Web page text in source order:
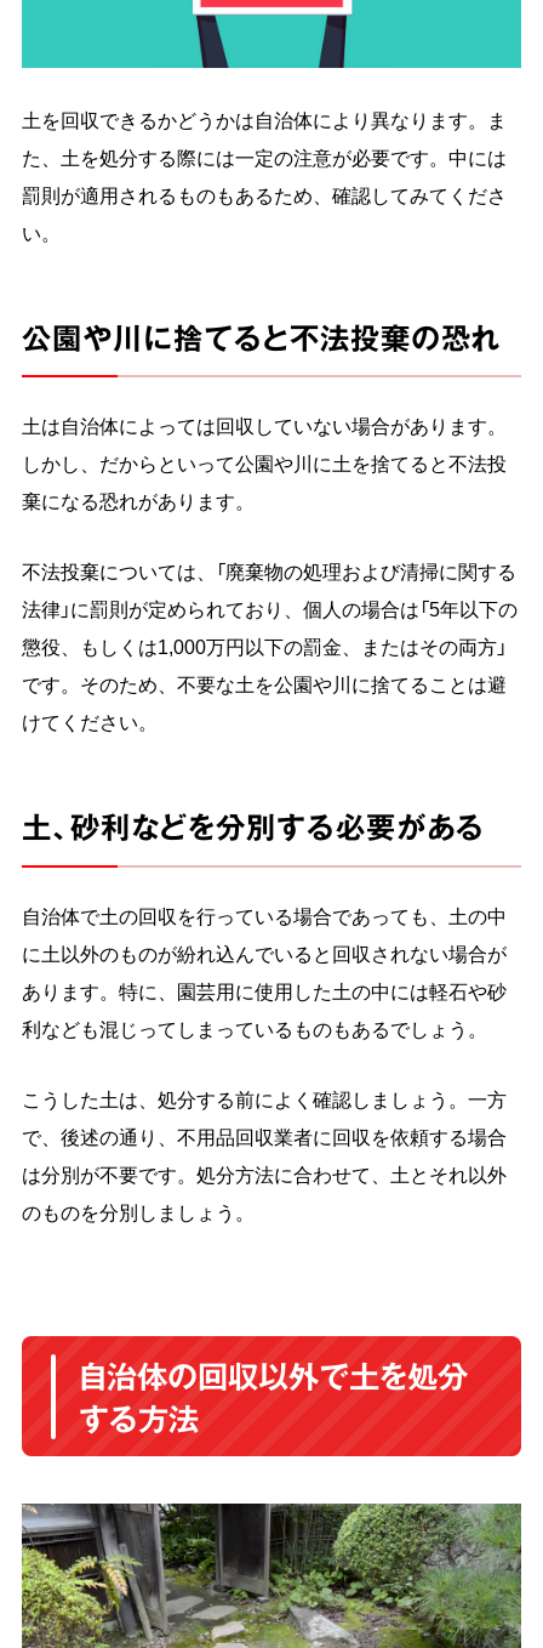
土を回収できるかどうかは自治体により異なります。ま
た、土を処分する際には一定の注意が必要です。中には
罰則が適用されるものもあるため、確認してみてくださ
い。
公園や川に捨てると不法投棄の恐れ
土は自治体によっては回収していない場合があります。
しかし、だからといって公園や川に土を捨てると不法投
棄になる恐れがあります。
不法投棄については、「廃棄物の処理および清掃に関する
法律」に罰則が定められており、個人の場合は「5年以下の
懲役、もしくは1,000万円以下の罰金、またはその両方」
です。そのため、不要な土を公園や川に捨てることは避
けてください。
土、砂利などを分別する必要がある
自治体で土の回収を行っている場合であっても、土の中
に土以外のものが紛れ込んでいると回収されない場合が
あります。特に、園芸用に使用した土の中には軽石や砂
利なども混じってしまっているものもあるでしょう。
こうした土は、処分する前によく確認しましょう。一方
で、後述の通り、不用品回収業者に回収を依頼する場合
は分別が不要です。処分方法に合わせて、土とそれ以外
のものを分別しましょう。
自治体の回収以外で土を処分
する方法